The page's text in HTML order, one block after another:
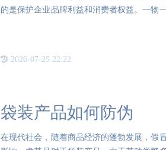
的是保护企业品牌利益和消费者权益。一物
2026-07-25 22:22
袋装产品如何防伪
在现代社会，随着商品经济的蓬勃发展，假